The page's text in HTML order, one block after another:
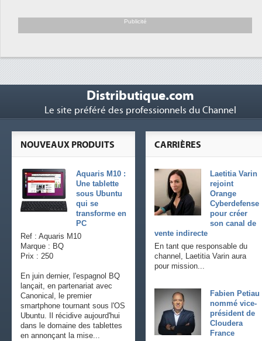
soutient les...
Publicité
Distributique.com
Le site préféré des professionnels du Channel
CARRIÈRES
Laetitia Varin
rejoint
Orange
Cyberdefense
pour créer
son canal de
vente indirecte
En tant que responsable du
channel, Laetitia Varin aura
pour mission...
Fabien Petiau
nommé vice-
président de
Cloudera
France
NOUVEAUX PRODUITS
Aquaris M10 :
Une tablette
sous Ubuntu
qui se
transforme en
PC
Ref : Aquaris M10
Marque : BQ
Prix : 250
En juin dernier, l'espagnol BQ
lançait, en partenariat avec
Canonical, le premier
smartphone tournant sous l'OS
Ubuntu. Il récidive aujourd'hui
dans le domaine des tablettes
en annonçant la mise...